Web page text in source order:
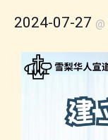
2024-07-27 @